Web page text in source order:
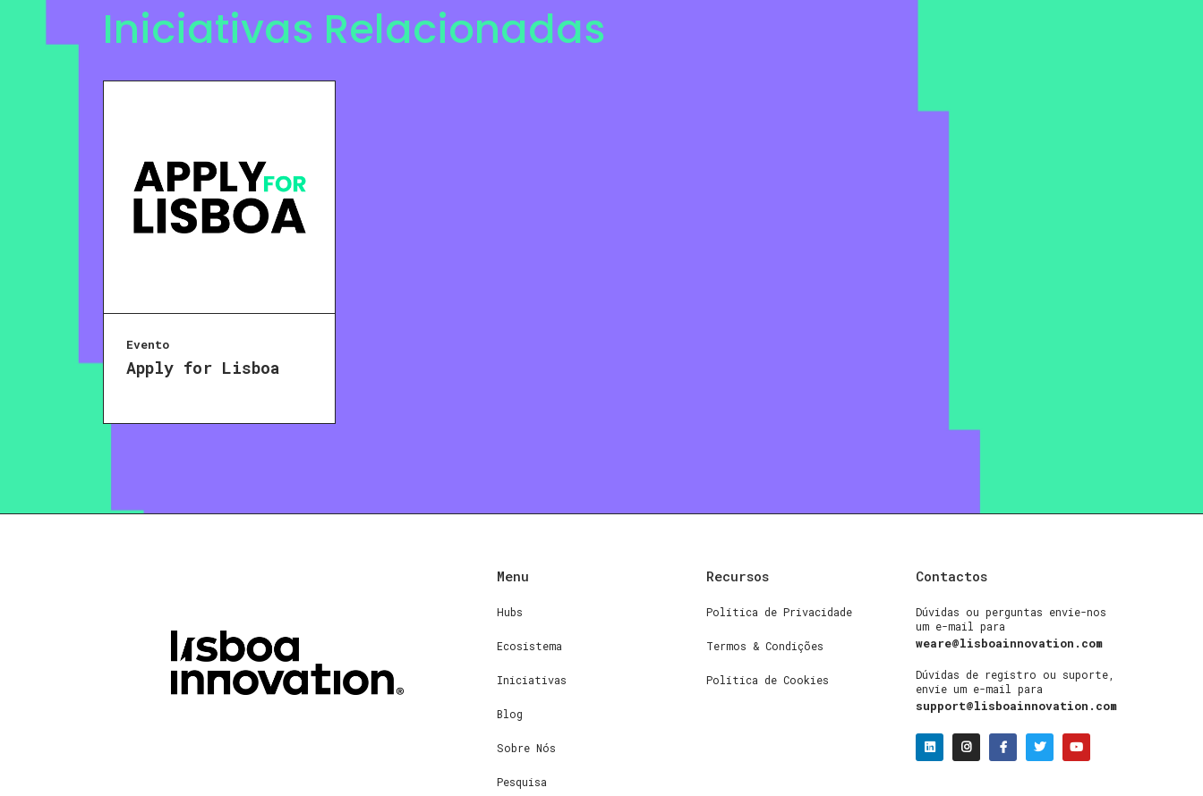
Iniciativas Relacionadas
Evento
Apply for Lisboa
Menu
Hubs
Ecosistema
Iniciativas
Blog
Sobre Nós
Pesquisa
Recursos
Política de Privacidade
Termos & Condições
Política de Cookies
Contactos
Dúvidas ou perguntas envie-nos
um e-mail para
weare@lisboainnovation.com
Dúvidas de registro ou suporte,
envie um e-mail para
support@lisboainnovation.com